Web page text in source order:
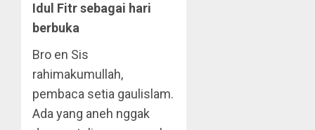
Idul Fitr sebagai hari
berbuka
Bro en Sis
rahimakumullah,
pembaca setia gaulislam.
Ada yang aneh nggak